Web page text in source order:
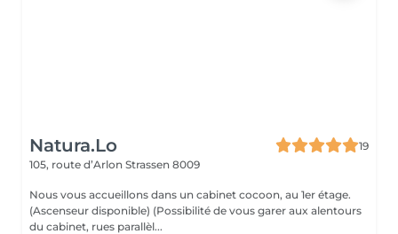
Natura.Lo
19
105, route d’Arlon Strassen 8009
Nous vous accueillons dans un cabinet cocoon, au 1er étage.
(Ascenseur disponible) (Possibilité de vous garer aux alentours
du cabinet, rues parallèl...